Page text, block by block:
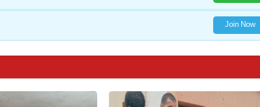
Join Now